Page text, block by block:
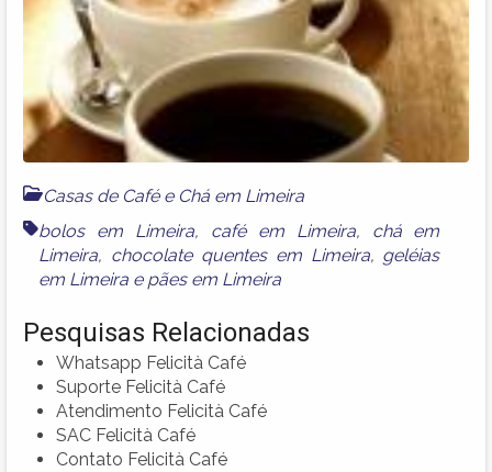
Casas de Café e Chá em Limeira
bolos em Limeira, café em Limeira, chá em
Limeira, chocolate quentes em Limeira, geléias
em Limeira e pães em Limeira
Pesquisas Relacionadas
Whatsapp Felicità Café
Suporte Felicità Café
Atendimento Felicità Café
SAC Felicità Café
Contato Felicità Café